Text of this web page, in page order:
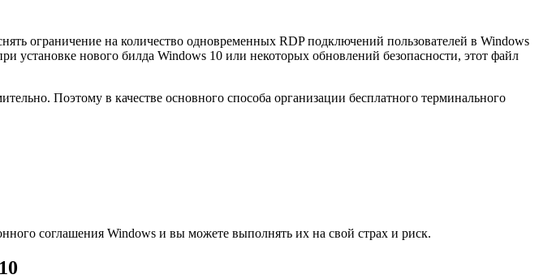
ограничение на количество одновременных RDP подключений пользователей в Windows
установке нового билда Windows 10 или некоторых обновлений безопасности, этот файл
Поэтому в качестве основного способа организации бесплатного терминального
соглашения Windows и вы можете выполнять их на свой страх и риск.